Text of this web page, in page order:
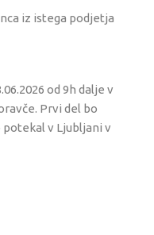
iz istega podjetja
od 9h dalje v
Prvi del bo
v Ljubljani v